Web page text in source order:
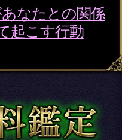
命託す的
奇跡霊